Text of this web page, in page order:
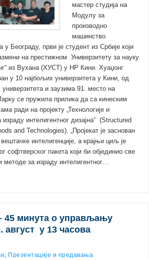
мастер студија на
Модулу за
производно
машинство
Београду, први је студент из Србије који
на престижном Универзитету за науку
из Вухана (ХУСТ) у НР Кини. Хуаџонг
у 10 најбољих универзитета у Кини, од
универзитета и заузима 91. место на
се пружила прилика да са кинеским
ради на пројекту „Технологије и
интелигентног дизајна“ (Structured
and Technologies). „Пројекат је заснован
интелигенције, а крајњи циљ је
софтверског пакета који би објединио све
за израду интелигентног…
минута о управљању
август у 13 часова
, Презентације и предавања